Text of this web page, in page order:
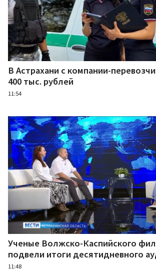
В Астрахани с компании-
400 тыс. рублей
11:54
Ученые Волжско-Каспийского
подвели итоги десятидневного
11:48